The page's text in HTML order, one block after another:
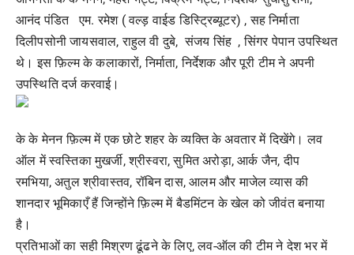
आनंद पंडित एम. रमेश ( वल्ड़ वाईड डिस्ट्रिब्यूटर) , सह निर्माता
दिलीपसोनी जायसवाल, राहुल वी दुबे, संजय सिंह , सिंगर पेपान उपस्थित
थे। इस फ़िल्म के कलाकारों, निर्माता, निर्देशक और पूरी टीम ने अपनी
उपस्थिति दर्ज करवाई।
के के मेनन फ़िल्म में एक छोटे शहर के व्यक्ति के अवतार में दिखेंगे। लव
ऑल में स्वस्तिका मुखर्जी, श्रीस्वरा, सुमित अरोड़ा, आर्क जैन, दीप
रमभिया, अतुल श्रीवास्तव, रॉबिन दास, आलम और माजेल व्यास की
शानदार भूमिकाएँ हैं जिन्होंने फ़िल्म में बैडमिंटन के खेल को जीवंत बनाया
है।
प्रतिभाओं का सही मिश्रण ढूंढने के लिए, लव-ऑल की टीम ने देश भर में